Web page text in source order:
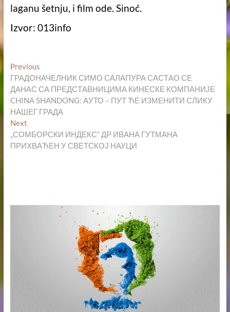
laganu šetnju, i film ode. Sinoć.
Izvor: 013info
Кретање
чланка
PreviousPrevious
post:
ГРАДОНАЧЕЛНИК СИМО САЛАПУРА САСТАО СЕ
ДАНАС СА ПРЕДСТАВНИЦИМА КИНЕСКЕ КОМПАНИЈЕ
CHINA SHANDONG: AУТО – ПУТ ЋЕ ИЗМЕНИТИ СЛИКУ
НАШЕГ ГРАДА
NextNext
post:
„СОМБОРСКИ ИНДЕКС“ ДР ИВАНА ГУТМАНА
ПРИХВАЋЕН У СВЕТСКОЈ НАУЦИ